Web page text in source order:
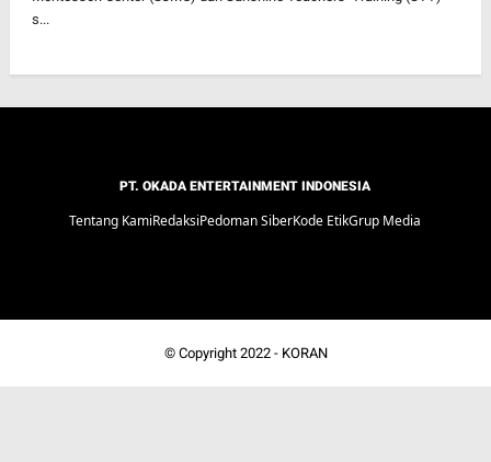
s...
PT. OKADA ENTERTAINMENT INDONESIA
Tentang KamiRedaksiPedoman SiberKode EtikGrup Media
© Copyright 2022 - KORAN